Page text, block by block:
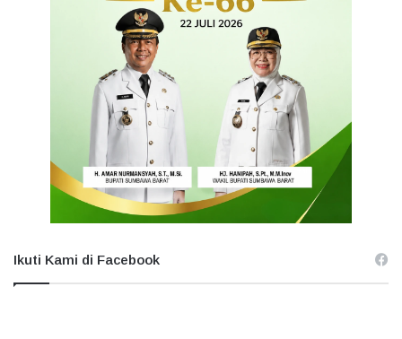
Ikuti Kami di Facebook